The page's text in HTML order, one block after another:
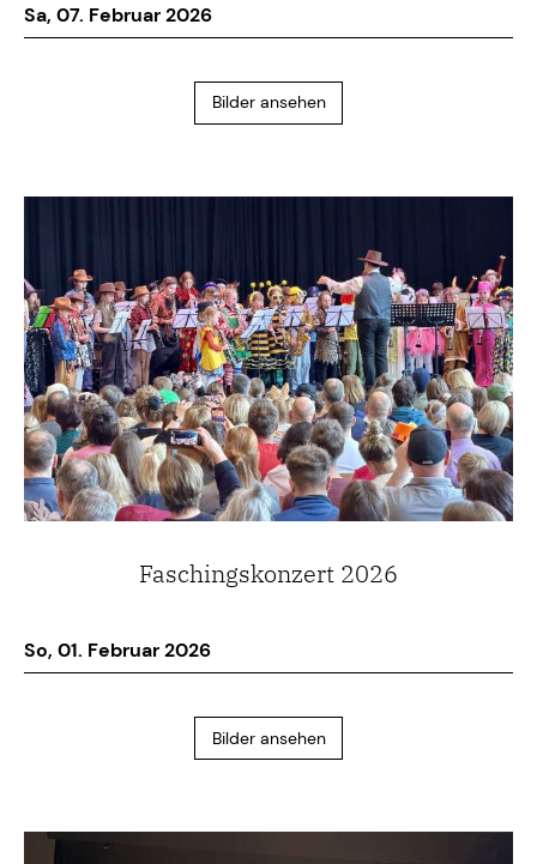
Sa, 07. Februar 2026
Bilder ansehen
Faschingskonzert 2026
So, 01. Februar 2026
Bilder ansehen